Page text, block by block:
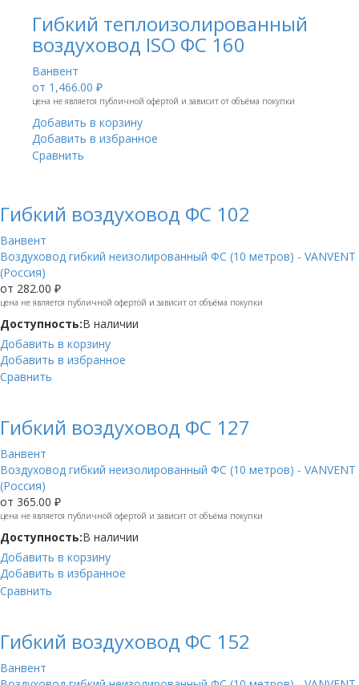
Гибкий теплоизолированный
воздуховод ISO ФС 160
Ванвент
от 1,466.00 ₽
цена не является публичной офертой и зависит от объёма покупки
Добавить в корзину
Добавить в избранное
Сравнить
Гибкий воздуховод ФС 102
Ванвент
Воздуховод гибкий неизолированный ФС (10 метров) - VANVENT
(Россия)
от 282.00 ₽
цена не является публичной офертой и зависит от объёма покупки
Доступность:В наличии
Добавить в корзину
Добавить в избранное
Сравнить
Гибкий воздуховод ФС 127
Ванвент
Воздуховод гибкий неизолированный ФС (10 метров) - VANVENT
(Россия)
от 365.00 ₽
цена не является публичной офертой и зависит от объёма покупки
Доступность:В наличии
Добавить в корзину
Добавить в избранное
Сравнить
Гибкий воздуховод ФС 152
Ванвент